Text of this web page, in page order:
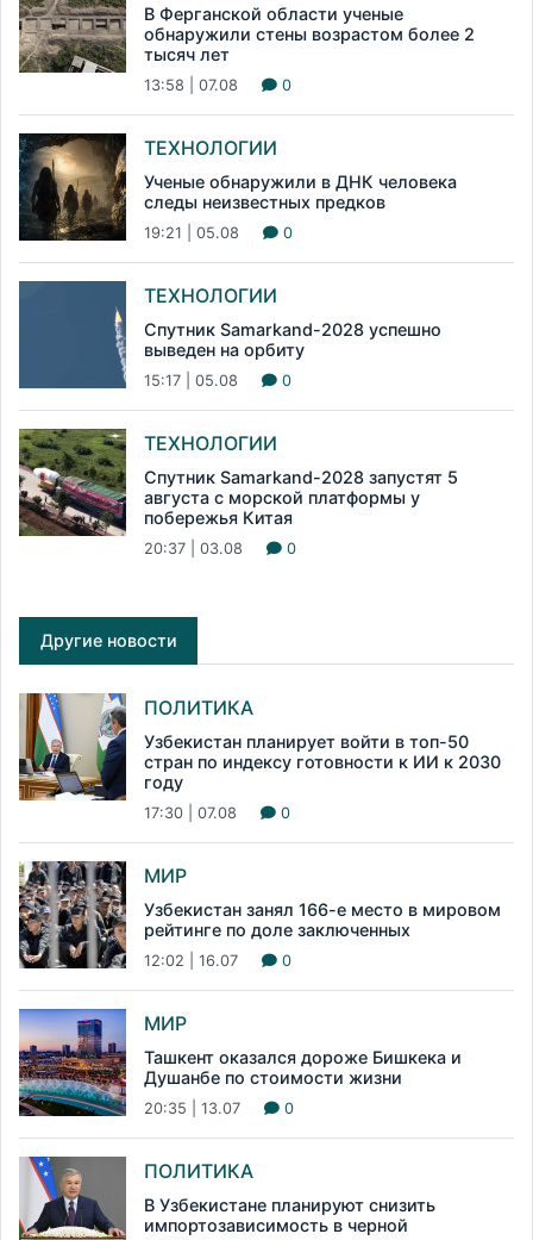
В Ферганской области ученые
обнаружили стены возрастом более 2
тысяч лет
13:58 | 07.08 0
ТЕХНОЛОГИИ
Ученые обнаружили в ДНК человека
следы неизвестных предков
19:21 | 05.08 0
ТЕХНОЛОГИИ
Спутник Samarkand-2028 успешно
выведен на орбиту
15:17 | 05.08 0
ТЕХНОЛОГИИ
Спутник Samarkand-2028 запустят 5
августа с морской платформы у
побережья Китая
20:37 | 03.08 0
Другие новости
ПОЛИТИКА
Узбекистан планирует войти в топ-50
стран по индексу готовности к ИИ к 2030
году
17:30 | 07.08 0
МИР
Узбекистан занял 166-е место в мировом
рейтинге по доле заключенных
12:02 | 16.07 0
МИР
Ташкент оказался дороже Бишкека и
Душанбе по стоимости жизни
20:35 | 13.07 0
ПОЛИТИКА
В Узбекистане планируют снизить
импортозависимость в черной